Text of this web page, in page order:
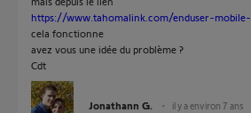
https://www.tahomalink.com/enduser-mobile-
cela fonctionne
avez vous une idée du problème ?
Cdt
Jonathann G. il y a environ 7 ans